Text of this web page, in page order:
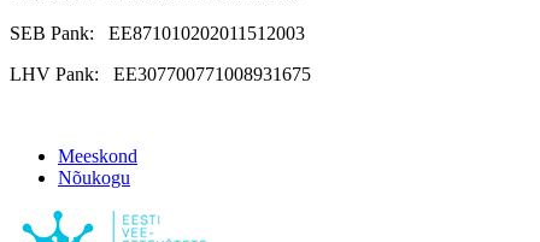
SEB Pank: EE871010202011512003
LHV Pank: EE307700771008931675
Meeskond
Nõukogu